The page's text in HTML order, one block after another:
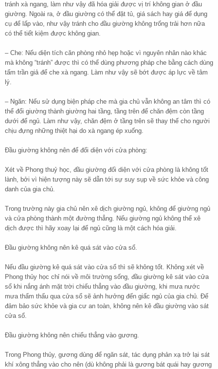
tránh xà ngang, làm như vậy đã hóa giải được vị trí không gian ở đầu
giường. Ngoài ra, ở đầu giường có thể đặt tủ, giá sách hay giá để dụng
cụ để lấp vào, như vậy tránh cho đầu giường không trống trải hơn nữa
có thể tiết kiệm được không gian.
– Che: Nếu diện tích căn phòng nhỏ hẹp hoặc vì nguyên nhân nào khác
mà không “tránh” được thì có thể dùng phương pháp che bằng cách dùng
tấm trần giả để che xà ngang. Làm như vậy sẽ bớt được áp lực về tâm
lý.
– Ngăn: Nếu sử dụng biện pháp che mà gia chủ vẫn không an tâm thì có
thể đổi giường thành giường hai tầng, tầng trên để chăn đệm còn tầng
dưới để ngủ. Làm như vậy, chăn đệm ở tầng trên sẽ thay thế cho người
chịu đựng những thiệt hại do xà ngang ép xuống.
Đầu giường không nên để đối diện với cửa phòng:
Xét về Phong thuỷ học, đầu giường đối diện với cửa phòng là không tốt
lành, bởi vì hiện tượng này sẽ dẫn tới sự suy sụp về sức khỏe và công
danh của gia chủ.
Trong trường này gia chủ nên xê dịch giường ngủ, không để giường ngủ
và cửa phòng thành một đường thẳng. Nếu giường ngủ không thể xê
dịch được thì hãy xoay lại để ngủ cũng là một cách hóa giải.
Đầu giường không nên kê quá sát vào cửa sổ.
Nếu đầu giường kê quá sát vào cửa sổ thì sẽ không tốt. Không xét về
Phong thủy học chỉ nói về môi trường sống, đầu giường kê sát vào cửa
sổ khi nắng ánh mặt trời chiếu thẳng vào đầu giường, khi mưa nước
mưa thẩm thấu qua cửa sổ sẽ ảnh hưởng đến giấc ngủ của gia chủ. Để
đảm bảo sức khỏe và gia cư an toàn, không nên kê đầu giường vào sát
cửa sổ.
Đầu giường không nên chiếu thẳng vào gương.
Trong Phong thủy, gương dùng để ngăn sát, tác dụng phản xạ trở lại sát
khí xông thẳng vào cho nên (dù không phải là gương bát quái hay gương